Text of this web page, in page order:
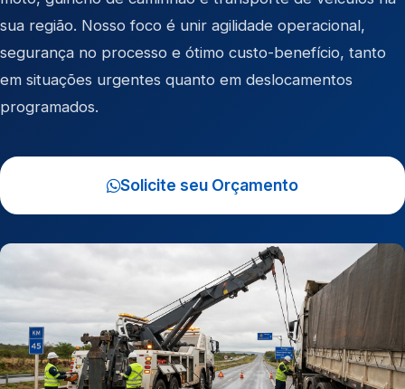
sua região. Nosso foco é unir agilidade operacional,
segurança no processo e ótimo custo-benefício, tanto
em situações urgentes quanto em deslocamentos
programados.
Solicite seu Orçamento